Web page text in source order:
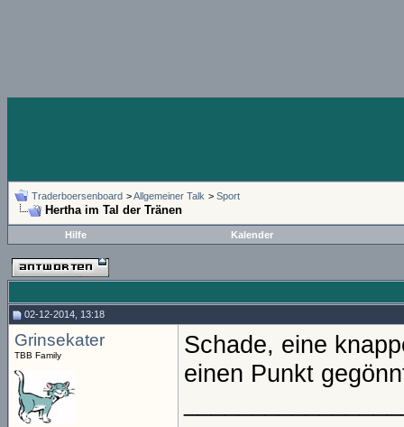
Traderboersenboard >Allgemeiner Talk > Sport
Hertha im Tal der Tränen
Hilfe Kalender
02-12-2014, 13:18
Grinsekater
TBB Family
Schade, eine
einen Punkt